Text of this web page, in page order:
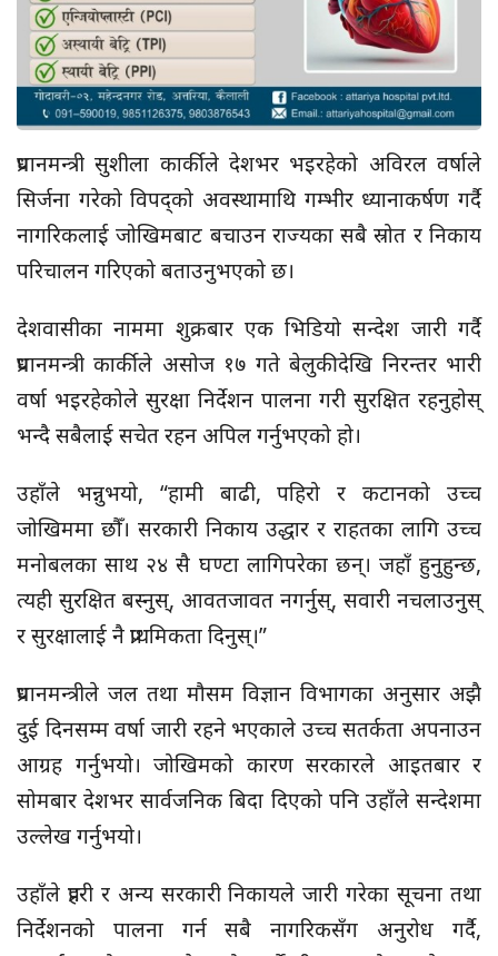
प्रधानमन्त्री सुशीला कार्कीले देशभर भइरहेको अविरल वर्षाले
सिर्जना गरेको विपद्को अवस्थामाथि गम्भीर ध्यानाकर्षण गर्दै
नागरिकलाई जोखिमबाट बचाउन राज्यका सबै स्रोत र निकाय
परिचालन गरिएको बताउनुभएको छ।
देशवासीका नाममा शुक्रबार एक भिडियो सन्देश जारी गर्दै
प्रधानमन्त्री कार्कीले असोज १७ गते बेलुकीदेखि निरन्तर भारी
वर्षा भइरहेकोले सुरक्षा निर्देशन पालना गरी सुरक्षित रहनुहोस्
भन्दै सबैलाई सचेत रहन अपिल गर्नुभएको हो।
उहाँले भन्नुभयो, “हामी बाढी, पहिरो र कटानको उच्च
जोखिममा छौँ। सरकारी निकाय उद्धार र राहतका लागि उच्च
मनोबलका साथ २४ सै घण्टा लागिपरेका छन्। जहाँ हुनुहुन्छ,
त्यही सुरक्षित बस्नुस्, आवतजावत नगर्नुस्, सवारी नचलाउनुस्
र सुरक्षालाई नै प्राथमिकता दिनुस्।”
प्रधानमन्त्रीले जल तथा मौसम विज्ञान विभागका अनुसार अझै
दुई दिनसम्म वर्षा जारी रहने भएकाले उच्च सतर्कता अपनाउन
आग्रह गर्नुभयो। जोखिमको कारण सरकारले आइतबार र
सोमबार देशभर सार्वजनिक बिदा दिएको पनि उहाँले सन्देशमा
उल्लेख गर्नुभयो।
उहाँले प्रहरी र अन्य सरकारी निकायले जारी गरेका सूचना तथा
निर्देशनको पालना गर्न सबै नागरिकसँग अनुरोध गर्दै,